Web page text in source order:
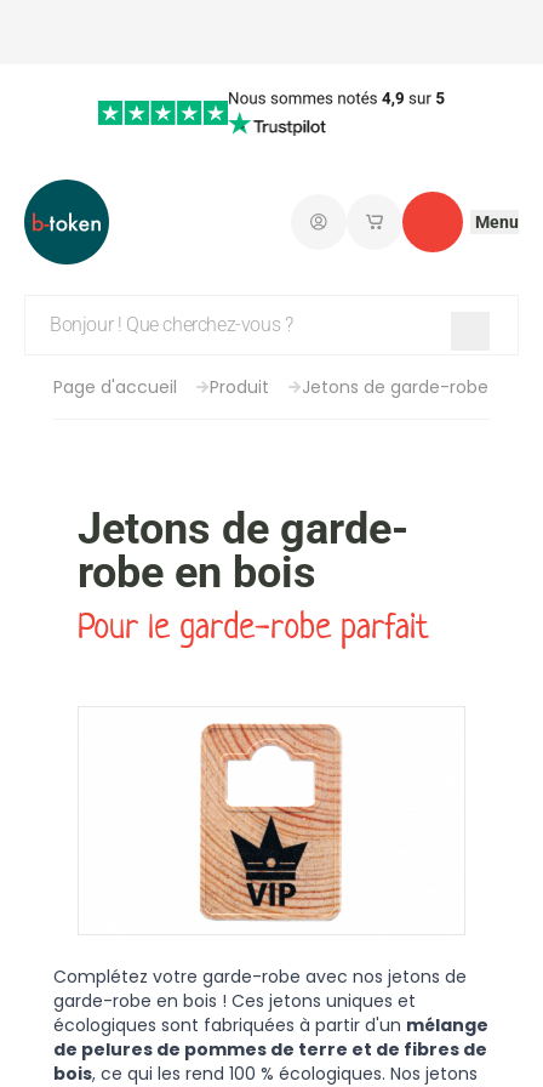
Connectez-vous
Mes paniers
Contact
Menu
Page d'accueil Produit Jetons de garde-robe
Jetons de garde-
robe en bois
Pour le garde-robe parfait
Complétez votre garde-robe avec nos jetons de
garde-robe en bois ! Ces jetons uniques et
écologiques sont fabriquées à partir d'un mélange
de pelures de pommes de terre et de fibres de
bois, ce qui les rend 100 % écologiques. Nos jetons